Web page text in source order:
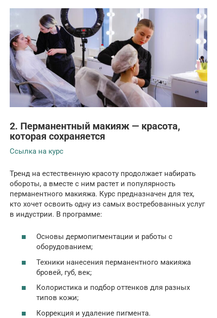
2. Перманентный макияж — красота,
которая сохраняется
Ссылка на курс
Тренд на естественную красоту продолжает набирать
обороты, а вместе с ним растет и популярность
перманентного макияжа. Курс предназначен для тех,
кто хочет освоить одну из самых востребованных услуг
в индустрии. В программе:
Основы дермопигментации и работы с
оборудованием;
Техники нанесения перманентного макияжа
бровей, губ, век;
Колористика и подбор оттенков для разных
типов кожи;
Коррекция и удаление пигмента.